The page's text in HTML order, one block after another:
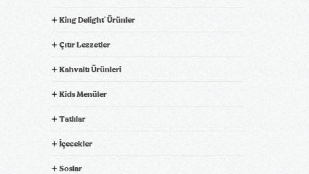
King Delight® Ürünler
Çıtır Lezzetler
Kahvaltı Ürünleri
Kids Menüler
Tatlılar
İçecekler
Soslar